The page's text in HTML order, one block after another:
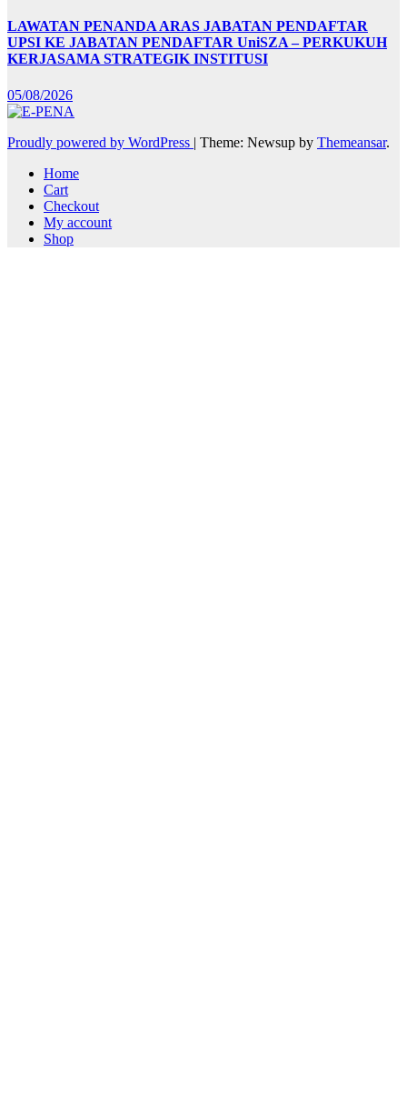
LAWATAN PENANDA ARAS JABATAN PENDAFTAR
UPSI KE JABATAN PENDAFTAR UniSZA – PERKUKUH
KERJASAMA STRATEGIK INSTITUSI
05/08/2026
Proudly powered by WordPress | Theme: Newsup by Themeansar.
Home
Cart
Checkout
My account
Shop